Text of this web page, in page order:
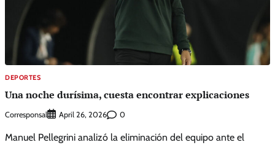
DEPORTES
Una noche durísima, cuesta encontrar explicaciones
Corresponsal April 26, 2026 0
Manuel Pellegrini analizó la eliminación del equipo ante el